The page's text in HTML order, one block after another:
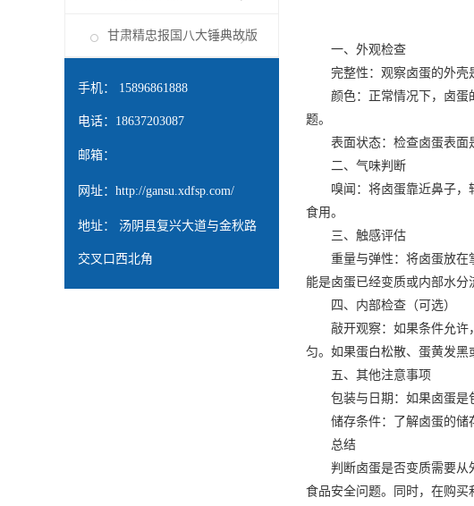
甘肃精忠报国八大锤典故版
手机： 15896861888
电话：18637203087
邮箱：
网址： http://gansu.xdfsp.com/
地址： 汤阴县复兴大道与金秋路
交叉口西北角
一、外观检查
完整性：观察卤蛋的外壳是
颜色：正常情况下，卤蛋的
题。
表面状态：检查卤蛋表面是
二、气味判断
嗅闻：将卤蛋靠近鼻子，轻
食用。
三、触感评估
重量与弹性：将卤蛋放在掌
能是卤蛋已经变质或内部水分
四、内部检查（可选）
敲开观察：如果条件允许，
匀。如果蛋白松散、蛋黄发黑
五、其他注意事项
包装与日期：如果卤蛋是包
储存条件：了解卤蛋的储存
总结
判断卤蛋是否变质需要从外
食品安全问题。同时，在购买